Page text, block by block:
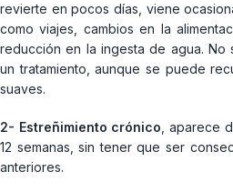
revierte en pocos días, viene
como viajes, cambios en la
reducción en la ingesta de agua. No
un tratamiento, aunque se puede
suaves.
2- Estreñimiento crónico , aparece
12 semanas, sin tener que ser
anteriores.